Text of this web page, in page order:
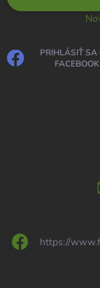
PRIHLÁSIŤ SA
FACEBOOK
https://